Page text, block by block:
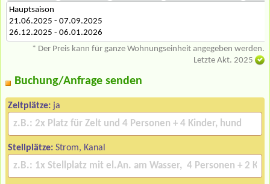
Hauptsaison
21.06.2025 - 07.09.2025
26.12.2025 - 06.01.2026
* Der Preis kann für ganze Wohnungseinheit angegeben werden.
Letzte Akt. 2025
Buchung/Anfrage senden
Zeltplätze: ja
Stellplätze: Strom, Kanal